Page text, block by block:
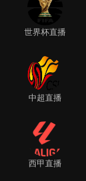
世界杯直播
中超直播
西甲直播